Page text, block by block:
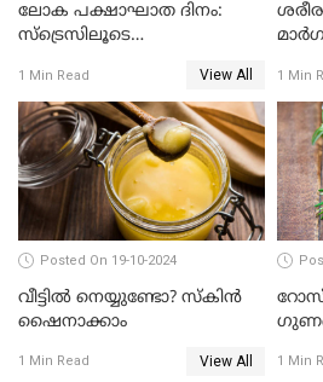
ലോക പക്ഷാഘാത ദിനം:
സ്‌ട്രെസിലൂടെ
1 Min Read View All 1 Min
Posted On 19-10-2024
വീട്ടിൽ നെയ്യുണ്ടോ? സ്കിൻ
ഷൈനാക്കാം
1 Min Read View All 1 Min